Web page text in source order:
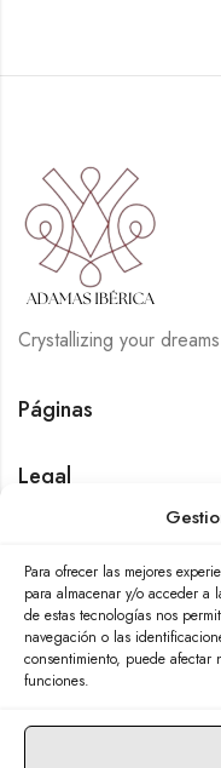
Para ofrecer las mejores
para almacenar y/o acceder a
de estas tecnologías nos
navegación o las
consentimiento, puede afectar
funciones.
Crystallizing your dreams
Páginas
Legal